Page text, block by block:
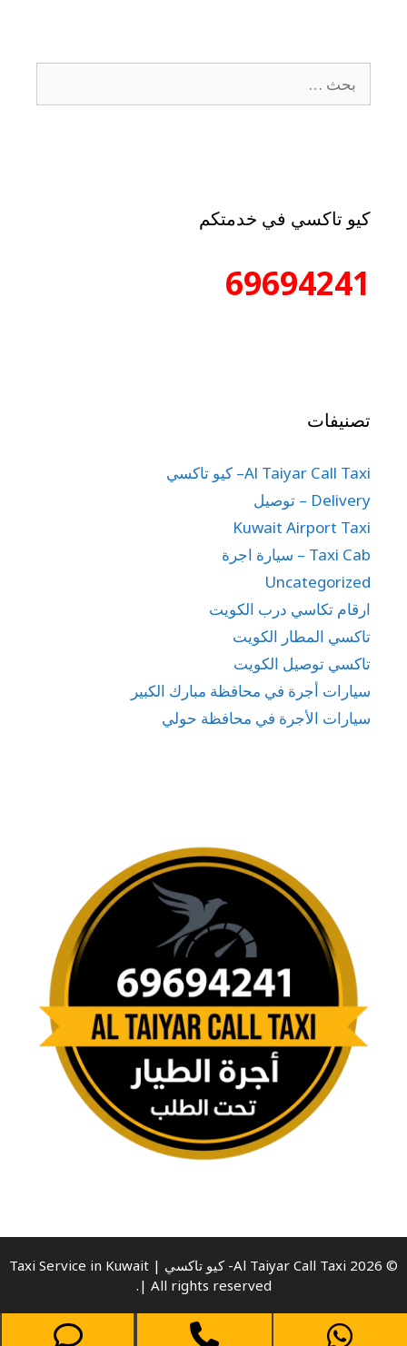
كيو تاكسي في خدمتكم
69694241
تصنيفات
Al Taiyar Call Taxi– كيو تاكسي
Delivery – توصيل
Kuwait Airport Taxi
Taxi Cab – سيارة اجرة
Uncategorized
ارقام تكاسي درب الكويت
تاكسي المطار الكويت
تاكسي توصيل الكويت
سيارات أجرة في محافظة مبارك الكبير
سيارات الأجرة في محافظة حولي
© 2026 Al Taiyar Call Taxi- كيو تاكسي | Taxi Service in Kuwait
| All rights reserved.